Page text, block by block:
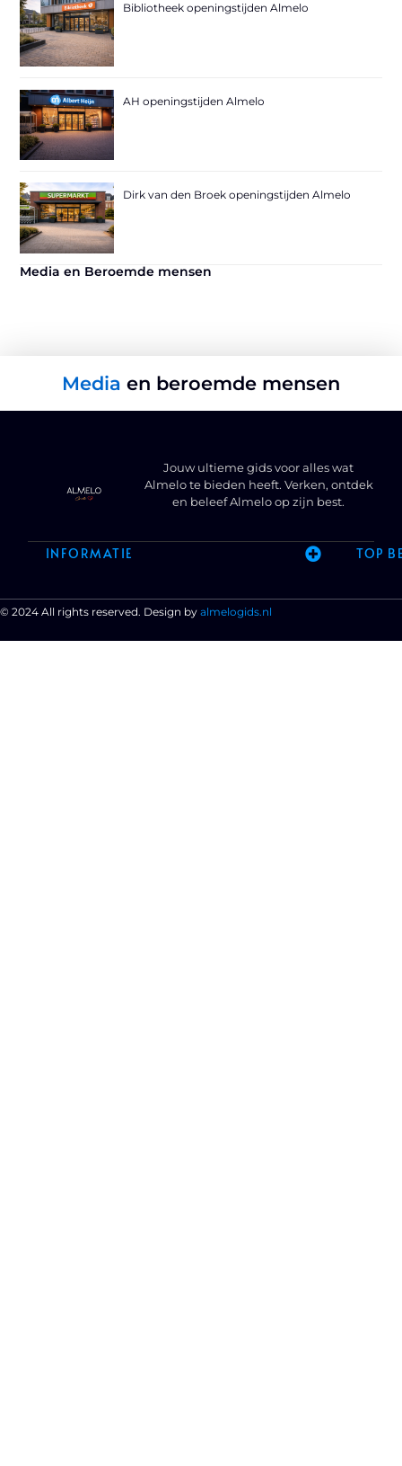
Bibliotheek openingstijden Almelo
AH openingstijden Almelo
Dirk van den Broek openingstijden Almelo
Media en Beroemde mensen
Media en beroemde mensen
Jouw ultieme gids voor alles wat
Almelo te bieden heeft. Verken, ontdek
en beleef Almelo op zijn best.
INFORMATIE TOP
© 2024 All rights reserved. Design by almelogids.nl